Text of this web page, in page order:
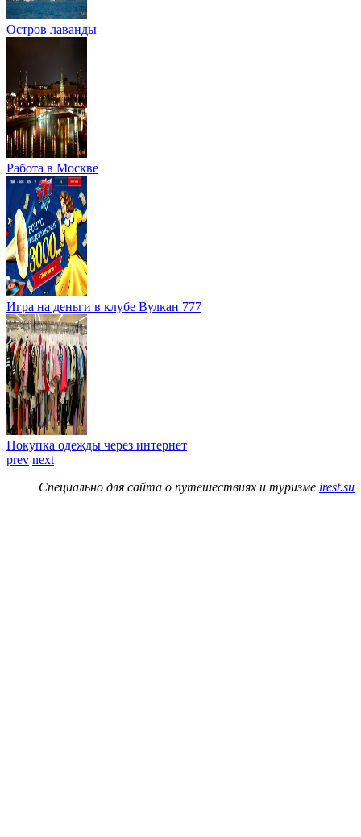
Остров лаванды
Работа в Москве
Игра на деньги в клубе Вулкан 777
Покупка одежды через интернет
prev next
Специально для сайта о путешествиях и туризме irest.su